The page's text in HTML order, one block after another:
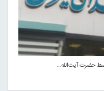
حضرت آیت‌الله…